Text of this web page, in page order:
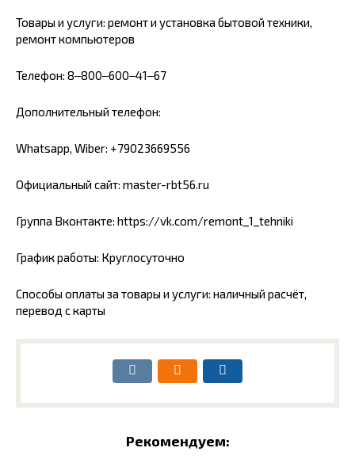
Товары и услуги: ремонт и установка бытовой техники,
ремонт компьютеров
Телефон: 8‒800‒600‒41‒67
Дополнительный телефон:
Whatsapp, Wiber: +79023669556
Официальный сайт: master-rbt56.ru
Группа Вконтакте: https://vk.com/remont_1_tehniki
График работы: Круглосуточно
Способы оплаты за товары и услуги: наличный расчёт,
перевод с карты
Рекомендуем: